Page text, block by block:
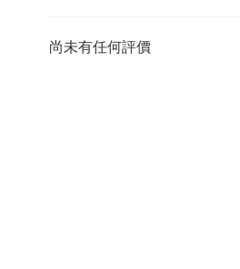
尚未有任何評價